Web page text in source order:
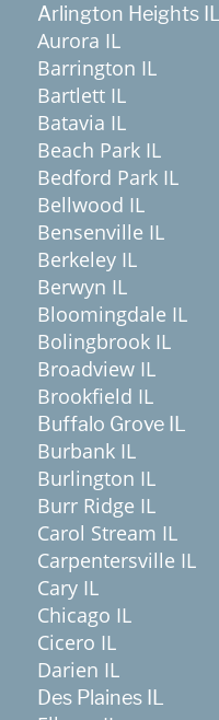
Arlington Heights IL
Aurora IL
Barrington IL
Bartlett IL
Batavia IL
Beach Park IL
Bedford Park IL
Bellwood IL
Bensenville IL
Berkeley IL
Berwyn IL
Bloomingdale IL
Bolingbrook IL
Broadview IL
Brookfield IL
Buffalo Grove IL
Burbank IL
Burlington IL
Burr Ridge IL
Carol Stream IL
Carpentersville IL
Cary IL
Chicago IL
Cicero IL
Darien IL
Des Plaines IL